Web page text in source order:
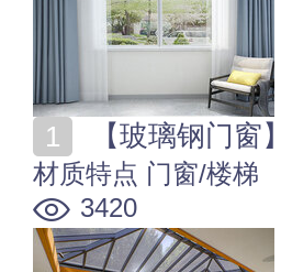
【玻璃钢门
材质特点 门窗/楼梯
3420